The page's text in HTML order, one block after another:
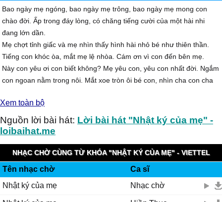
Bao ngày mẹ ngóng, bao ngày mẹ trông, bao ngày mẹ mong con
chào đời. Ấp trong đáy lòng, có chăng tiếng cười của một hài nhi
đang lớn dần.
Mẹ chợt tỉnh giấc và mẹ nhìn thấy hình hài nhỏ bé như thiên thần.
Tiếng con khóc òa, mắt mẹ lệ nhòa. Cám ơn vì con đến bên mẹ.
Này con yêu ơi con biết không? Mẹ yêu con, yêu con nhất đời. Ngắm
con ngoan nằm trong nôi. Mắt xoe tròn ôi bé con, nhìn cha con cha
đang khóc vì con.
Một ngày tỉnh giấc, rồi mẹ chợt nghe, vụng về con nói câu:"mẹ ơi!".
Chiếc môi bé nhỏ thốt lên bất ngờ, khiến tim mẹ vui như vỡ òa.
bé nhỏ bước đi theo cha. Dấu chân đầu tiên trên đường đời.
Này con yêu ơi con biết không? Mẹ yêu con, yêu con biết bao. Hãy
cứ đi mẹ bên con, dõi theo con từng bước chân.
Ngày mai sau khi con lớn khôn, đường đời không như con ước mơ.
Hãy đứng lên và vững bước trên đường xa.
Xem toàn bộ
Nguồn lời bài hát: Lời bài hát "Nhật ký của mẹ" -
loibaihat.me
NHẠC CHỜ CÙNG TỪ KHÓA "NHẬT KÝ CỦA MẸ" - VIETTEL
Tên nhạc chờ
Ca sĩ
Nhật ký của mẹ
Nhạc chờ